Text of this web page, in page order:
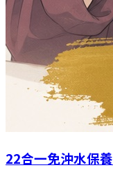
22合一免沖水保養